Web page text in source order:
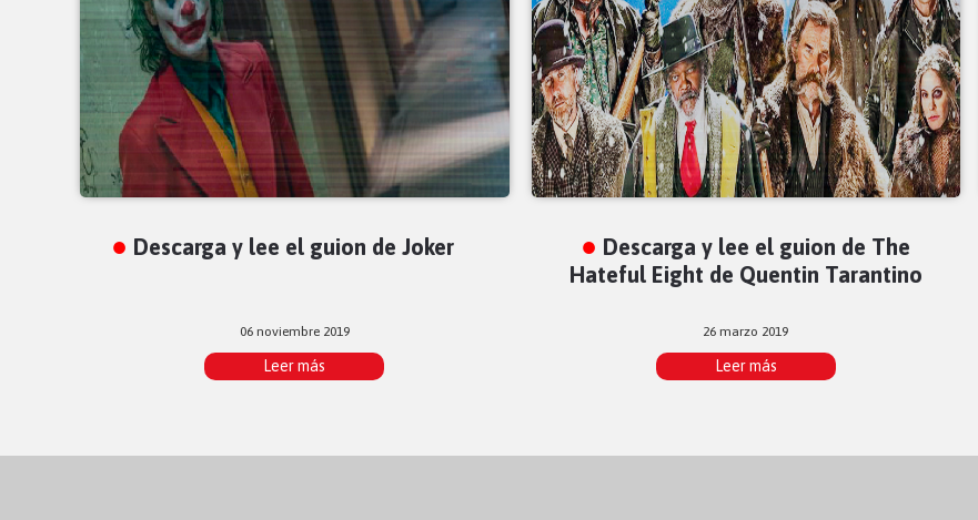
Descarga y lee el guion de Joker
06 noviembre 2019
Leer más
Descarga y lee el guion de The
Hateful Eight de Quentin Tarantino
26 marzo 2019
Leer más